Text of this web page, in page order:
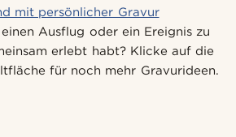
mit persönlicher Gravur
Ausflug oder ein Ereignis zu
erlebt habt? Klicke auf die
für noch mehr Gravurideen.